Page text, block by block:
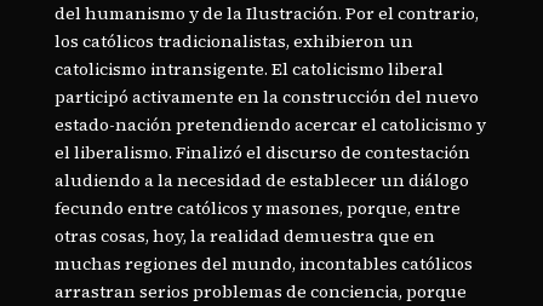
del humanismo y de la Ilustración. Por el contrario,
los católicos tradicionalistas, exhibieron un
catolicismo intransigente. El catolicismo liberal
participó activamente en la construcción del nuevo
estado-nación pretendiendo acercar el catolicismo y
el liberalismo. Finalizó el discurso de contestación
aludiendo a la necesidad de establecer un diálogo
fecundo entre católicos y masones, porque, entre
otras cosas, hoy, la realidad demuestra que en
muchas regiones del mundo, incontables católicos
arrastran serios problemas de conciencia, porque